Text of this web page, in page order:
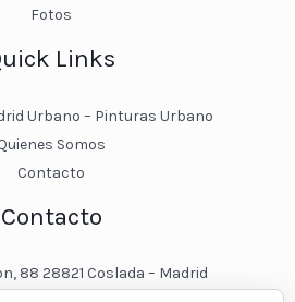
Fotos
Links
Urbano – Pinturas Urbano
Somos
Contacto
Contacto
88 28821 Coslada – Madrid